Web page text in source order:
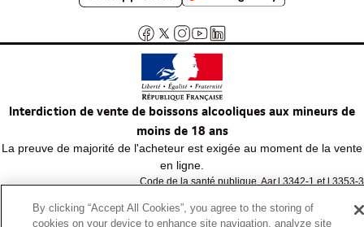
Interdiction de vente de boissons alcooliques aux mineurs de
moins de 18 ans
La preuve de majorité de l'acheteur est exigée au moment de la vente
en ligne.
Code de la santé publique, Aar.l.3342-1 et l.3353-3
By clicking “Accept All Cookies”, you agree to the storing of
cookies on your device to enhance site navigation, analyze site